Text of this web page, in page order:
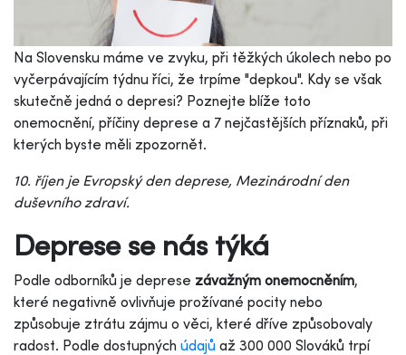
Na Slovensku máme ve zvyku, při těžkých úkolech nebo po
vyčerpávajícím týdnu říci, že trpíme "depkou". Kdy se však
skutečně jedná o depresi? Poznejte blíže toto
onemocnění, příčiny deprese a 7 nejčastějších příznaků, při
kterých byste měli zpozornět.
10. říjen je Evropský den deprese, Mezinárodní den
duševního zdraví.
Deprese se nás týká
Podle odborníků je deprese závažným onemocněním,
které negativně ovlivňuje prožívané pocity nebo
způsobuje ztrátu zájmu o věci, které dříve způsobovaly
radost. Podle dostupných údajů až 300 000 Slováků trpí